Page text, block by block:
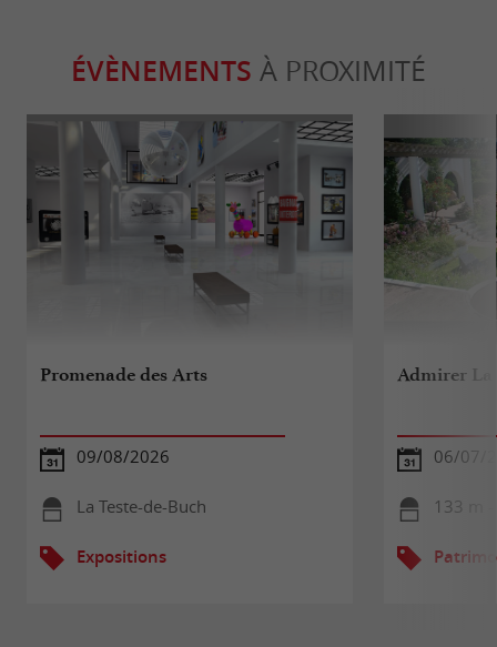
ÉVÈNEMENTS À PROXIMITÉ
Promenade des Arts
09/08/2026
La Teste-de-Buch
Expositions
Admirer La
06/07/
133 m -